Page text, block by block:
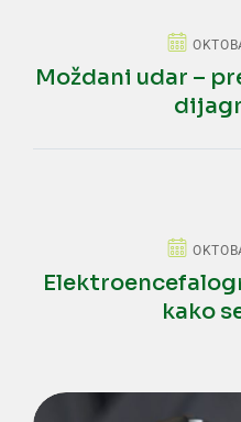
Moždani udar –
kako